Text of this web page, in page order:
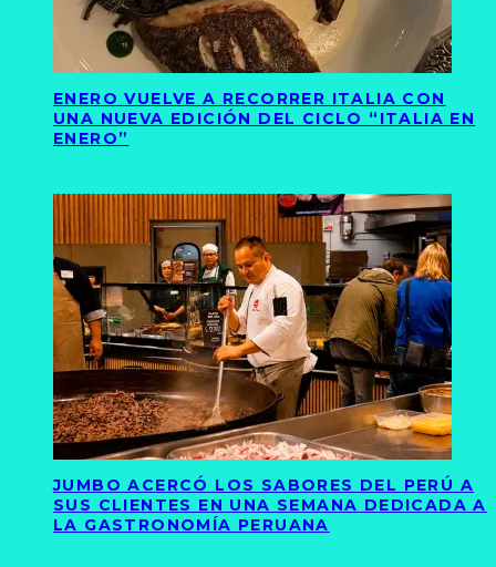
ENERO VUELVE A RECORRER ITALIA CON
UNA NUEVA EDICIÓN DEL CICLO “ITALIA EN
ENERO”
JUMBO ACERCÓ LOS SABORES DEL PERÚ A
SUS CLIENTES EN UNA SEMANA DEDICADA A
LA GASTRONOMÍA PERUANA